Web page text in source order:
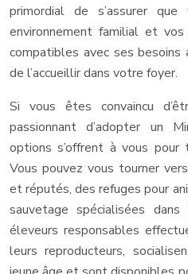
primordial de s’assurer
environnement familial et
compatibles avec ses besoins
de l’accueillir dans votre foyer.
Si vous êtes convaincu
passionnant d’adopter un
options s’offrent à vous pour
Vous pouvez vous tourner
et réputés, des refuges pour
sauvetage spécialisées
éleveurs responsables
leurs reproducteurs,